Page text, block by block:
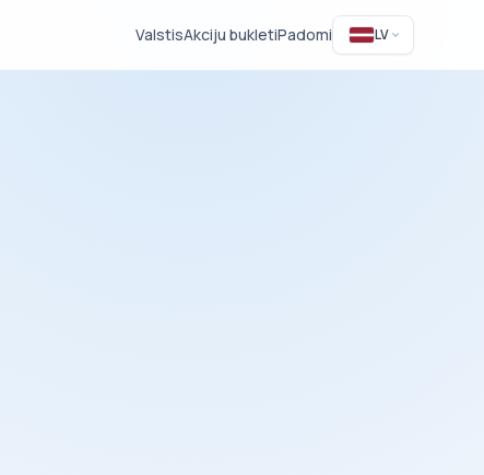
ValstisAkciju bukletiPadomi LV